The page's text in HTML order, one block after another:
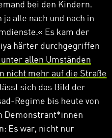
bei den Kindern.
alle nach und nach in
« Es kam der
härter durchgegriffen
allen Umständen
nicht mehr auf die Straße
sich das Bild der
Regime bis heute von
Demonstrant*innen
Es war, nicht nur